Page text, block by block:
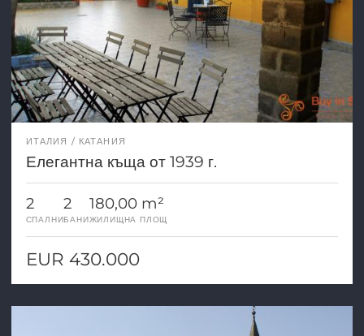
ИТАЛИЯ КАТАНИЯ
Елегантна къща от 1939 г.
2
СПАЛНИ
2
БАНИ
180,00 m²
ЖИЛИЩНА ПЛОЩ
EUR 430.000